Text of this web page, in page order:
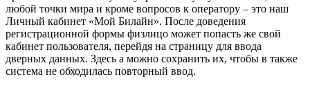
любой точки мира и кроме вопросов к оператору – это наш
Личный кабинет «Мой Билайн». После доведения
регистрационной формы физлицо может попасть же свой
кабинет пользователя, перейдя на страницу для ввода
дверных данных. Здесь а можно сохранить их, чтобы в также
система не обходилась повторный ввод.